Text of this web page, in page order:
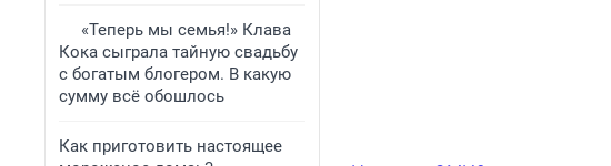
«Теперь мы семья!» Клава
Кока сыграла тайную свадьбу
с богатым блогером. В какую
сумму всё обошлось
Как приготовить настоящее